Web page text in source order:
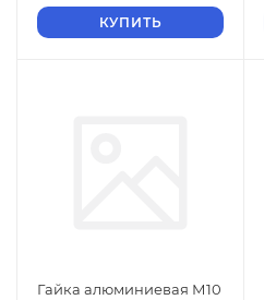
КУПИТЬ
Гайка алюминиевая М10